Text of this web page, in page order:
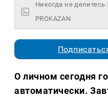
Никогда не
PROKAZAN
О личном сегодня
автоматически.